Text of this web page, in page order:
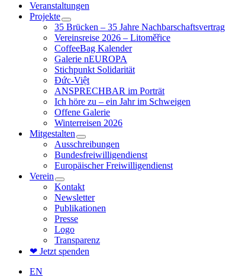
Veranstaltungen
Projekte
35 Brücken – 35 Jahre Nachbarschaftsvertrag
Vereinsreise 2026 – Litoměřice
CoffeeBag Kalender
Galerie nEUROPA
Stichpunkt Solidarität
Đức-Việt
ANSPRECHBAR im Porträt
Ich höre zu – ein Jahr im Schweigen
Offene Galerie
Winterreisen 2026
Mitgestalten
Ausschreibungen
Bundesfreiwilligendienst
Europäischer Freiwilligendienst
Verein
Kontakt
Newsletter
Publikationen
Presse
Logo
Transparenz
❤ Jetzt spenden
EN